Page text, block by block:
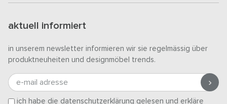
aktuell informiert
in unserem newsletter informieren wir sie regelmässig über
produktneuheiten und designmöbel trends.
e-mail adresse
ich habe die datenschutzerklärung gelesen und erkläre